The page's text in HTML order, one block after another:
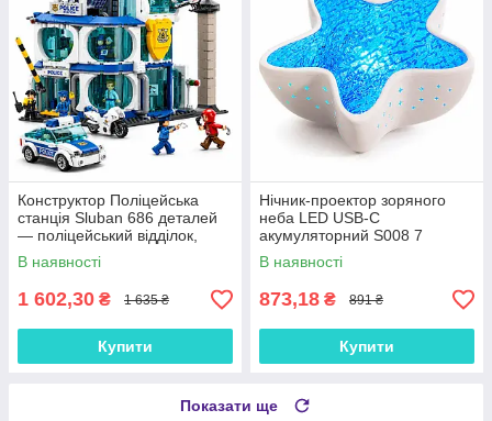
Конструктор Поліцейська
станція Sluban 686 деталей
— поліцейський відділок,
фігурки, поліцейська
машина, мотоцикл,
гелікоптер
В наявності
1 602,30 ₴ 1 635 ₴
Купити
Нічник-проектор зоряного
неба LED USB-C
акумуляторний S008 7
кольорів
В наявності
873,18 ₴ 891 ₴
Купити
Показати ще